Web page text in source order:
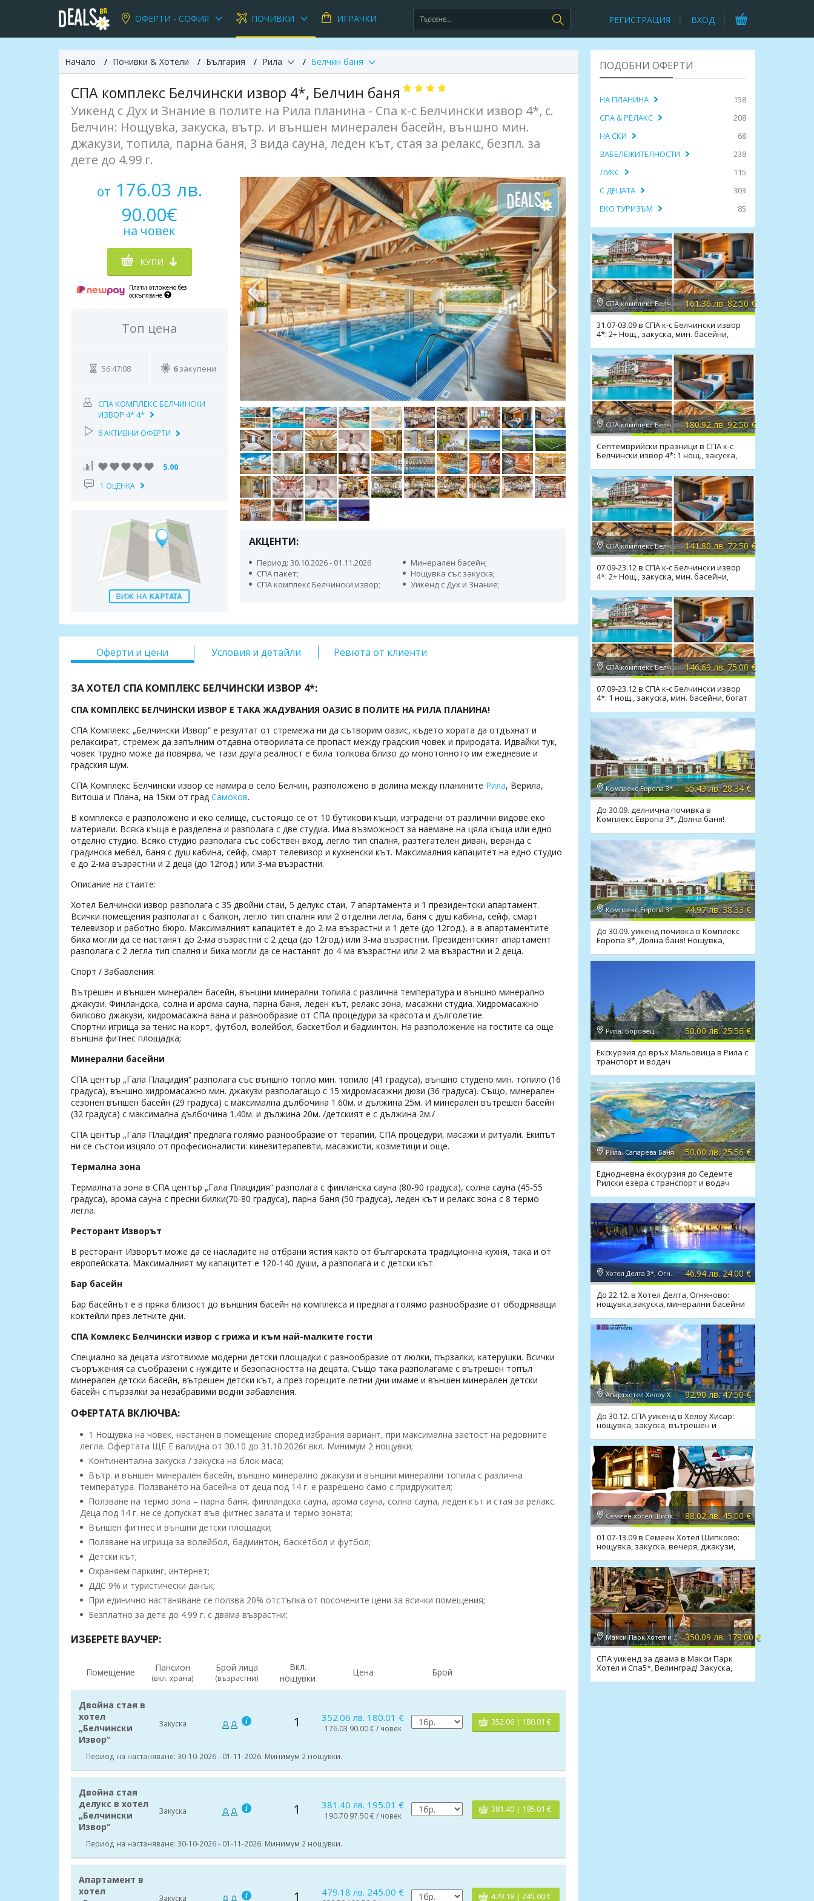
ОФЕРТИ - СОФИЯ ПОЧИВКИ ИГРАЧКИ РЕГИСТРАЦИЯ ВХОД
Начало Почивки & Хотели България Рила Белчин баня
СПА комплекс Белчински извор 4*, Белчин баня
Уикенд с Дух и Знание в полите на Рила планина - Спа к-с Белчински извор 4*, с.
Белчин: Нощувka, закуска, вътр. и външен минерален басейн, външно мин.
джакузи, топила, парна баня, 3 вида сауна, леден кът, стая за релакс, безпл. за
дете до 4.99 г.
АКЦЕНТИ:
Период: 30.10.2026 - 01.11.2026
Минерален басейн;
СПА пакет;
Нощувка със закуска;
СПА комплекс Белчински извор;
Уикенд с Дух и Знание;
от 176.03 лв.
90.00€
на човек
КУПИ
Плати отложено без
оскъпяване
Топ цена
56:47:06 6закупени
СПА КОМПЛЕКС БЕЛЧИНСКИ
ИЗВОР 4* 4*
6 АКТИВНИ ОФЕРТИ
5.00
1 ОЦЕНКА
Оферти и цени Условия и детайли Ревюта от клиенти
ЗА ХОТЕЛ СПА КОМПЛЕКС БЕЛЧИНСКИ ИЗВОР 4*:
СПА КОМПЛЕКС БЕЛЧИНСКИ ИЗВОР Е ТАКА ЖАДУВАНИЯ ОАЗИС В ПОЛИТЕ НА РИЛА ПЛАНИНА!
СПА Комплекс „Белчински Извор“ е резултат от стремежа ни да сътворим оазис, където хората да отдъхнат и
релаксират, стремеж да запълним отдавна отворилата се пропаст между градския човек и природата. Идвайки тук,
човек трудно може да повярва, че тази друга реалност е била толкова близо до монотонното им ежедневие и
градския шум.
СПА Комплекс Белчински извор се намира в село Белчин, разположено в долина между планините Рила, Верила,
Витоша и Плана, на 15км от град Самоков.
В комплекса е разположено и еко селище, състоящо се от 10 бутикови къщи, изградени от различни видове еко
материали. Всяка къща е разделена и разполага с две студиа. Има възможност за наемане на цяла къща или едно
отделно студио. Всяко студио разполага със собствен вход, легло тип спалня, разтегателен диван, веранда с
градинска мебел, баня с душ кабина, сейф, смарт телевизор и кухненски кът. Максималния капацитет на едно студио
е до 2-ма възрастни и 2 деца (до 12год.) или 3-ма възрастни.
Описание на стаите:
Хотел Белчински извор разполага с 35 двойни стаи, 5 делукс стаи, 7 апартамента и 1 президентски апартамент.
Всички помещения разполагат с балкон, легло тип спалня или 2 отделни легла, баня с душ кабина, сейф, смарт
телевизор и работно бюро. Максималният капацитет е до 2-ма възрастни и 1 дете (до 12год.), а в апартаментите
биха могли да се настанят до 2-ма възрастни с 2 деца (до 12год.) или 3-ма възрастни. Президентският апартамент
разполага с 2 легла тип спалня и биха могли да се настанят до 4-ма възрaстни или 2-ма възрастни и 2 деца.
Спорт / Забавления:
Вътрешен и външен минерален басейн, външни минерални топила с различна температура и външно минерално
джакузи. Финландска, солна и арома сауна, парна баня, леден кът, релакс зона, масажни студиа. Хидромасажно
билково джакузи, хидромасажна вана и разнообразие от СПА процедури за красота и дълголетие.
Спортни игрища за тенис на корт, футбол, волейбол, баскетбол и бадминтон. На разположение на гостите са още
външна фитнес площадка;
Минерални басейни
СПА център „Гала Плацидия“ разполага със външно топло мин. топило (41 градуса), външно студено мин. топило (16
градуса), външно хидромасажно мин. джакузи разполагащо с 15 хидромасажни дюзи (36 градуса). Също, минерален
сезонен външен басейн (29 градуса) с максимална дълбочина 1.60м. и дължина 25м. И минерален вътрешен басейн
(32 градуса) с максимална дълбочина 1.40м. и дължина 20м. /детският е с дължина 2м./
СПА център „Гала Плацидия“ предлага голямо разнообразие от терапии, СПА процедури, масажи и ритуали. Екипът
ни се състои изцяло от професионалисти: кинезитерапевти, масажисти, козметици и още.
Термална зона
Термалната зона в СПА център „Гала Плацидия“ разполага с финланска сауна (80-90 градуса), солна сауна (45-55
градуса), арома сауна с пресни билки(70-80 градуса), парна баня (50 градуса), леден кът и релакс зона с 8 термо
легла.
Ресторант Изворът
В ресторант Изворът може да се насладите на отбрани ястия както от българската традиционна кухня, така и от
европейската. Максималният му капацитет е 120-140 души, а разполага и с детски кът.
Бар басейн
Бар басейнът е в пряка близост до външния басейн на комплекса и предлага голямо разнообразие от ободряващи
коктейли през летните дни.
СПА Комлекс Белчински извор с грижа и към най-малките гости
Специално за децата изготвихме модерни детски площадки с разнообразие от люлки, пързалки, катерушки. Всички
съоръжения са съобразени с нуждите и безопасността на децата. Също така разполагаме с вътрешен топъл
минерален детски басейн, вътрешен детски кът, а през горещите летни дни имаме и външен минерален детски
басейн с пързалки за незабравими водни забавления.
ОФЕРТАТА ВКЛЮЧВА:
1 Нощувка на човек, настанен в помещение според избрания вариант, при максимална заетост на редовните
легла. Офертата ЩЕ Е валидна от 30.10 до 31.10.2026г.вкл. Минимум 2 нощувки;
Континентална закуска / закуска на блок маса;
Вътр. и външен минерален басейн, външно минерално джакузи и външни минерални топила с различна
температура. Ползването на басейна от деца под 14 г. е разрешено само с придружител;
Ползване на термо зона – парна баня, финландска сауна, арома сауна, солна сауна, леден кът и стая за релакс.
Деца под 14 г. не се допускат във фитнес залата и термо зоната;
Външен фитнес и външни детски площадки;
Ползване на игрища за волейбол, бадминтон, баскетбол и футбол;
Детски кът;
Охраняем паркинг, интернет;
ДДС 9% и туристически данък;
При единично настаняване се ползва 20% отстъпка от посочените цени за всички помещения;
Безплатно за дете до 4.99 г. с двама възрастни;
ИЗБЕРЕТЕ ВАУЧЕР:
Помещение Пансион
(вкл. храна)
Брой лица
(възрастни)
Вкл.
нощувки
Цена Брой
Двойна стая в
хотел
„Белчински
Извор“
Закуска 1 352.06 лв. 180.01 €
176.03 90.00 € / човек
352.06 | 180.01 €
Период на настаняване: 30-10-2026 - 01-11-2026. Минимум 2 нощувки.
Двойна стая
делукс в хотел
„Белчински
Извор“
Закуска 1 381.40 лв. 195.01 €
190.70 97.50 € / човек
381.40 | 195.01 €
Период на настаняване: 30-10-2026 - 01-11-2026. Минимум 2 нощувки.
Апартамент в
хотел
Закуска 1 479.18 лв. 245.00 € 479.18 | 245.00 €
ПОДОБНИ ОФЕРТИ
НА ПЛАНИНА
158
СПА & РЕЛАКС
208
НА СКИ
68
ЗАБЕЛЕЖИТЕЛНОСТИ
238
ЛУКС
115
С ДЕЦАТА
303
ЕКО ТУРИЗЪМ
85
СПА комплекс Белчински извор 4* 4*, Белчин баня 161.36 лв. 82.50 €
31.07-03.09 в СПА к-с Белчински извор
4*: 2+ Нощ., закуска, мин. басейни,
богат СПА пакет
СПА комплекс Белчински извор 4* 4*, Белчин баня 180.92 лв. 92.50 €
Септемврийски празници в СПА к-с
Белчински извор 4*: 1 нощ., закуска,
мин. басейни, СПА
СПА комплекс Белчински извор 4* 4*, Белчин баня 141.80 лв. 72.50 €
07.09-23.12 в СПА к-с Белчински извор
4*: 2+ Нощ., закуска, мин. басейни,
богат СПА пакет
СПА комплекс Белчински извор 4* 4*, Белчин баня 146.69 лв. 75.00 €
07.09-23.12 в СПА к-с Белчински извор
4*: 1 нощ., закуска, мин. басейни, богат
Комплекс Европа 3*, Долна баня 55.43 лв. 28.34 €
До 30.09. делнична почивка в
Комплекс Европа 3*, Долна баня!
Нощувка, закуска, мин. басейн
Комплекс Европа 3*, Долна баня 74.97 лв. 38.33 €
До 30.09. уикенд почивка в Комплекс
Европа 3*, Долна баня! Нощувка,
закуска, мин. басейн
Рила, Боровец 50.00 лв. 25.56 €
Екскурзия до връх Мальовица в Рила с
транспорт и водач
Рила, Сапарева Баня 50.00 лв. 25.56 €
Еднодневна екскурзия до Седемте
Рилски езера с транспорт и водач
Хотел Делта 3*, Огняново 46.94 лв. 24.00 €
До 22.12. в Хотел Делта, Огняново:
нощувка,закуска, минерални басейни
Апартхотел Хелоу Хисар 2*, Хисаря 92.90 лв. 47.50 €
До 30.12. СПА уикенд в Хелоу Хисар:
нощувка, закуска, вътрешен и
външен мин. басейн, СПА
Семеен хотел Шипково 3*, с. Шипково 88.02 лв. 45.00 €
01.07-13.09 в Семеен Хотел Шипково:
нощувка, закуска, вечеря, джакузи,
сауна, мин. басейн
Макси Парк Хотел и Спа 5*, Велинград 350.09 лв. 179.00 €
СПА уикенд за двама в Макси Парк
Хотел и Спа5*, Велинград! Закуска,
вечеря*, басейни, СПА